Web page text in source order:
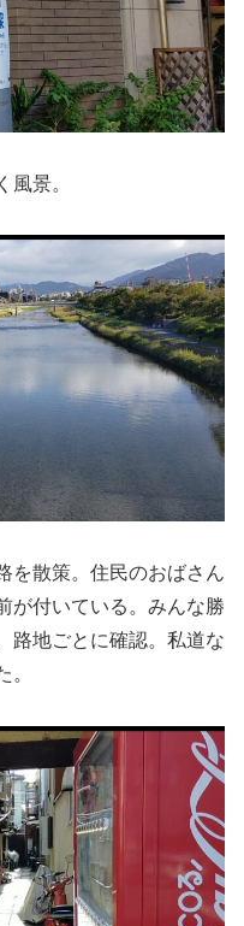
風景。
を散策。住民のおばさん
が付いている。みんな勝
路地ごとに確認。私道な
。